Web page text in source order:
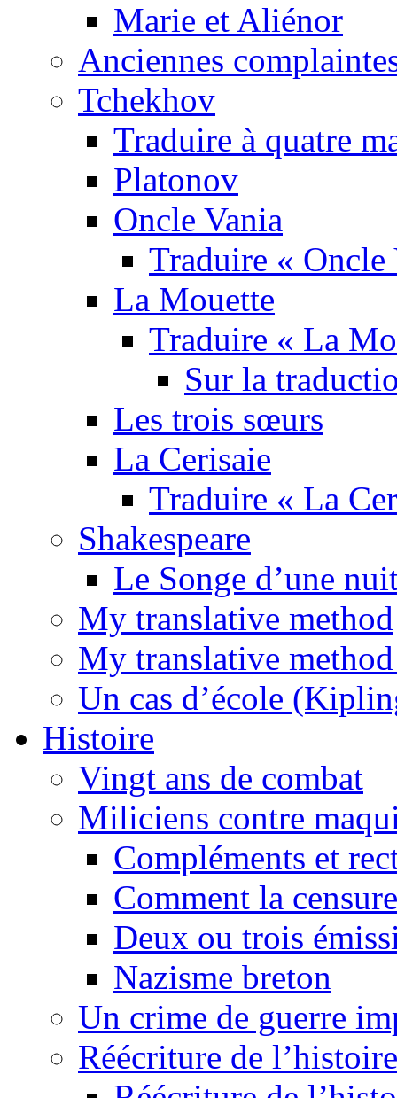
Marie et Aliénor
Anciennes
Tchekhov
Traduire à quatre
Platonov
Oncle Vania
Traduire « Oncle
La Mouette
Traduire « La
Sur la
Les trois sœurs
La Cerisaie
Traduire « La
Shakespeare
Le Songe d’une
My translative method
My translative
Un cas d’école
Histoire
Vingt ans de combat
Miliciens contre
Compléments et
Comment la
Deux ou trois
Nazisme breton
Un crime de guerre
Réécriture de